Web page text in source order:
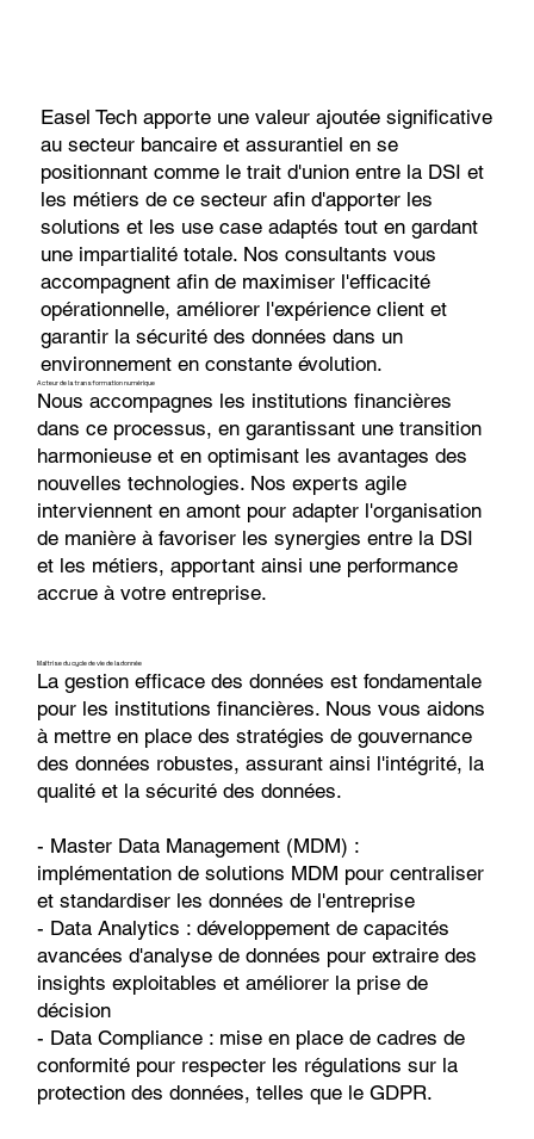
Nous accompagnes les institutions financières
dans ce processus, en garantissant une transition
harmonieuse et en optimisant les avantages des
nouvelles technologies. Nos experts agile
interviennent en amont pour adapter l'organisation
de manière à favoriser les synergies entre la DSI
et les métiers, apportant ainsi une performance
accrue à votre entreprise.
Acteur de la transformation numérique
La gestion efficace des données est fondamentale
pour les institutions financières. Nous vous aidons
à mettre en place des stratégies de gouvernance
des données robustes, assurant ainsi l'intégrité, la
qualité et la sécurité des données.
- Master Data Management (MDM) :
implémentation de solutions MDM pour centraliser
et standardiser les données de l'entreprise
- Data Analytics : développement de capacités
avancées d'analyse de données pour extraire des
insights exploitables et améliorer la prise de
décision
- Data Compliance : mise en place de cadres de
conformité pour respecter les régulations sur la
protection des données, telles que le GDPR.
Maîtrise du cycle de vie de la donnée
Easel Tech apporte une valeur ajoutée significative
au secteur bancaire et assurantiel en se
positionnant comme le trait d'union entre la DSI et
les métiers de ce secteur afin d'apporter les
solutions et les use case adaptés tout en gardant
une impartialité totale. Nos consultants vous
accompagnent afin de maximiser l'efficacité
opérationnelle, améliorer l'expérience client et
garantir la sécurité des données dans un
environnement en constante évolution.